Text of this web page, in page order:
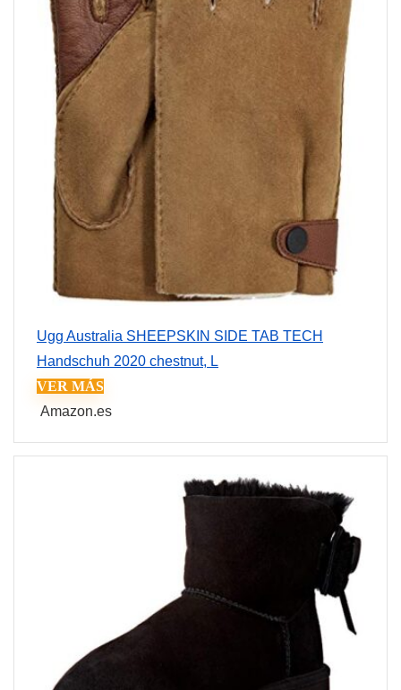
Ugg Australia SHEEPSKIN SIDE TAB TECH
Handschuh 2020 chestnut, L
VER MÁS
Amazon.es